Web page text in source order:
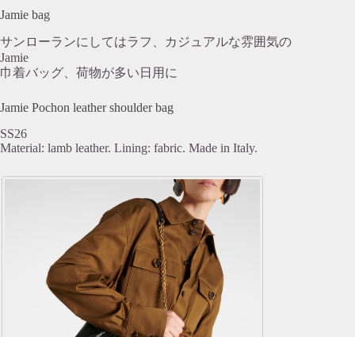
Jamie bag
サンローランにしてはラフ、カジュアルな雰囲気の
Jamie
巾着バッグ、荷物が多い日用に
Jamie Pochon leather shoulder bag
SS26
Material: lamb leather. Lining: fabric. Made in Italy.